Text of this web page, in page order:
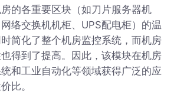
的各重要区块（如刀片服务器机
络交换机机柜、UPS配电柜）的温
简化了整个机房监控系统，而机房
得到了提高。因此，该模块在机房
和工业自动化等领域获得广泛的应
比。